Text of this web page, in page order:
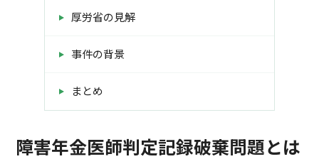
厚労省の見解
事件の背景
まとめ
障害年金医師判定記録破棄問題とは